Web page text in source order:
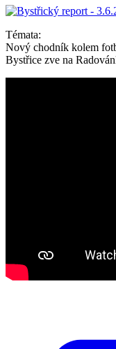
Témata:
Nový chodník kolem
Bystřice zve na